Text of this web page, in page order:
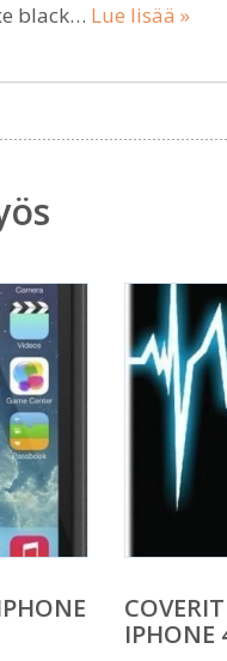
black… Lue lisää »
IPHONE